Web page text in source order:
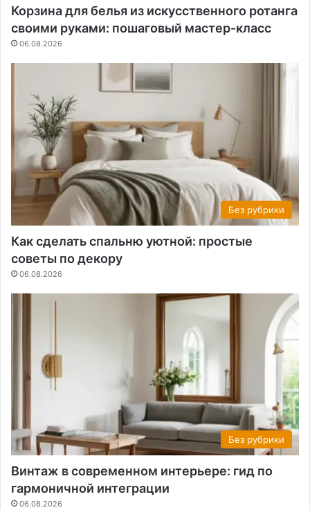
Корзина для белья из искусственного ротанга
своими руками: пошаговый мастер-класс
06.08.2026
Без рубрики
Как сделать спальню уютной: простые
советы по декору
06.08.2026
Без рубрики
Винтаж в современном интерьере: гид по
гармоничной интеграции
06.08.2026